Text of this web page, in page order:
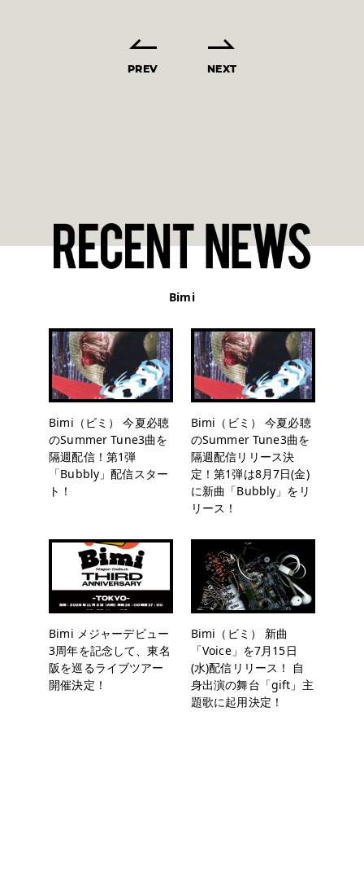
PREV NEXT
Bimi
Bimi（ビミ） 今夏必聴
のSummer Tune3曲を
隔週配信！第1弾
「Bubbly」配信スター
ト！
Bimi（ビミ） 今夏必聴
のSummer Tune3曲を
隔週配信リリース決
定！第1弾は8月7日(金)
に新曲「Bubbly」をリ
リース！
Bimi メジャーデビュー
3周年を記念して、東名
阪を巡るライブツアー
開催決定！
Bimi（ビミ） 新曲
「Voice」を7月15日
(水)配信リリース！ 自
身出演の舞台「gift」主
題歌に起用決定！